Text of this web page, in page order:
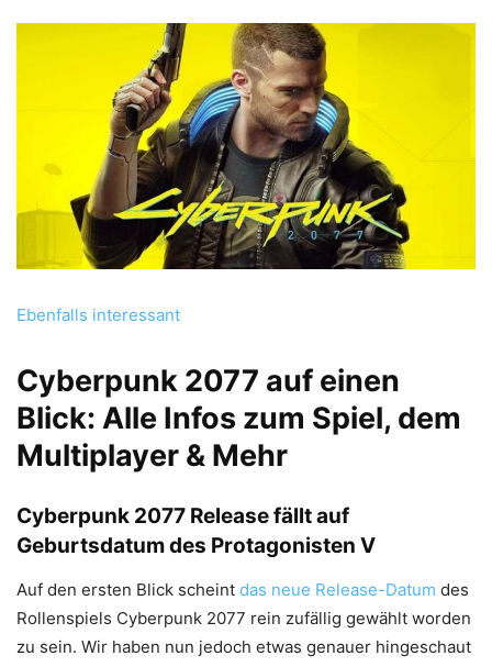
Ebenfalls interessant
Cyberpunk 2077 auf einen
Blick: Alle Infos zum Spiel, dem
Multiplayer & Mehr
Cyberpunk 2077 Release fällt auf
Geburtsdatum des Protagonisten V
Auf den ersten Blick scheint das neue Release-Datum des
Rollenspiels Cyberpunk 2077 rein zufällig gewählt worden
zu sein. Wir haben nun jedoch etwas genauer hingeschaut